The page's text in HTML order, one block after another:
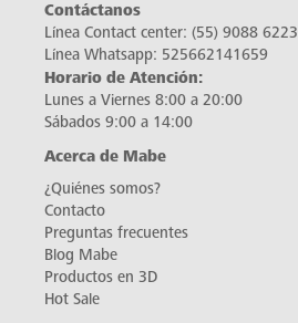
Contáctanos
Línea Contact center: (55) 9088 6223
Línea Whatsapp: 525662141659
Horario de Atención:
Lunes a Viernes 8:00 a 20:00
Sábados 9:00 a 14:00
Acerca de Mabe
¿Quiénes somos?
Contacto
Preguntas frecuentes
Blog Mabe
Productos en 3D
Hot Sale